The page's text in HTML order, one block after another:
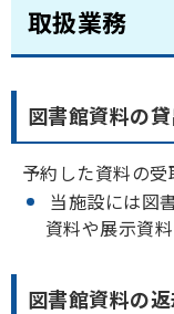
取扱業務
図書館資料の
予約した資料の受
当施設には図
資料や展示資
図書館資料の